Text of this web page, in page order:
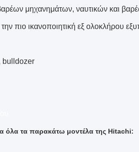
μηχανημάτων, ναυτικών και
πιο ικανοποιητική εξ ολοκλήρου
bulldozer
όλα τα παρακάτω μοντέλα της Hitachi: